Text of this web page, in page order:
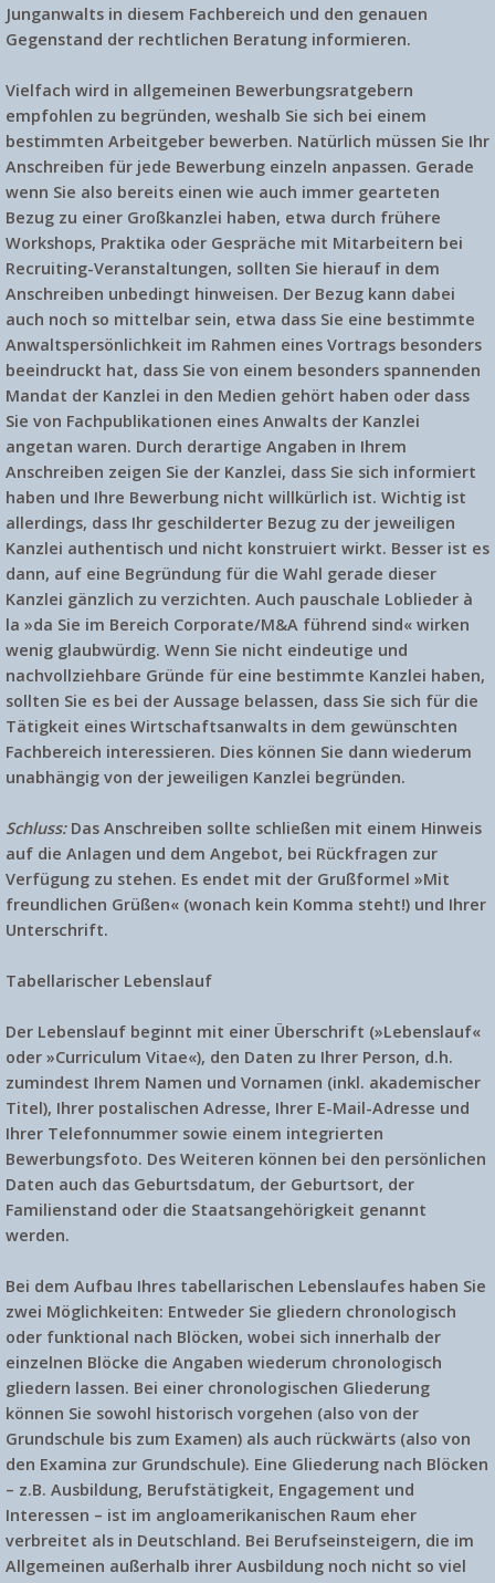
Junganwalts in diesem Fachbereich und den genauen
Gegenstand der rechtlichen Beratung informieren.
Vielfach wird in allgemeinen Bewerbungsratgebern
empfohlen zu begründen, weshalb Sie sich bei einem
bestimmten Arbeitgeber bewerben. Natürlich müssen Sie Ihr
Anschreiben für jede Bewerbung einzeln anpassen. Gerade
wenn Sie also bereits einen wie auch immer gearteten
Bezug zu einer Großkanzlei haben, etwa durch frühere
Workshops, Praktika oder Gespräche mit Mitarbeitern bei
Recruiting-Veranstaltungen, sollten Sie hierauf in dem
Anschreiben unbedingt hinweisen. Der Bezug kann dabei
auch noch so mittelbar sein, etwa dass Sie eine bestimmte
Anwaltspersönlichkeit im Rahmen eines Vortrags besonders
beeindruckt hat, dass Sie von einem besonders spannenden
Mandat der Kanzlei in den Medien gehört haben oder dass
Sie von Fachpublikationen eines Anwalts der Kanzlei
angetan waren. Durch derartige Angaben in Ihrem
Anschreiben zeigen Sie der Kanzlei, dass Sie sich informiert
haben und Ihre Bewerbung nicht willkürlich ist. Wichtig ist
allerdings, dass Ihr geschilderter Bezug zu der jeweiligen
Kanzlei authentisch und nicht konstruiert wirkt. Besser ist es
dann, auf eine Begründung für die Wahl gerade dieser
Kanzlei gänzlich zu verzichten. Auch pauschale Loblieder à
la »da Sie im Bereich Corporate/M&A führend sind« wirken
wenig glaubwürdig. Wenn Sie nicht eindeutige und
nachvollziehbare Gründe für eine bestimmte Kanzlei haben,
sollten Sie es bei der Aussage belassen, dass Sie sich für die
Tätigkeit eines Wirtschaftsanwalts in dem gewünschten
Fachbereich interessieren. Dies können Sie dann wiederum
unabhängig von der jeweiligen Kanzlei begründen.
Schluss:Das Anschreiben sollte schließen mit einem Hinweis
auf die Anlagen und dem Angebot, bei Rückfragen zur
Verfügung zu stehen. Es endet mit der Grußformel »Mit
freundlichen Grüßen« (wonach kein Komma steht!) und Ihrer
Unterschrift.
Tabellarischer Lebenslauf
Der Lebenslauf beginnt mit einer Überschrift (»Lebenslauf«
oder »Curriculum Vitae«), den Daten zu Ihrer Person, d.h.
zumindest Ihrem Namen und Vornamen (inkl. akademischer
Titel), Ihrer postalischen Adresse, Ihrer E-Mail-Adresse und
Ihrer Telefonnummer sowie einem integrierten
Bewerbungsfoto. Des Weiteren können bei den persönlichen
Daten auch das Geburtsdatum, der Geburtsort, der
Familienstand oder die Staatsangehörigkeit genannt
werden.
Bei dem Aufbau Ihres tabellarischen Lebenslaufes haben Sie
zwei Möglichkeiten: Entweder Sie gliedern chronologisch
oder funktional nach Blöcken, wobei sich innerhalb der
einzelnen Blöcke die Angaben wiederum chronologisch
gliedern lassen. Bei einer chronologischen Gliederung
können Sie sowohl historisch vorgehen (also von der
Grundschule bis zum Examen) als auch rückwärts (also von
den Examina zur Grundschule). Eine Gliederung nach Blöcken
– z.B. Ausbildung, Berufstätigkeit, Engagement und
Interessen – ist im angloamerikanischen Raum eher
verbreitet als in Deutschland. Bei Berufseinsteigern, die im
Allgemeinen außerhalb ihrer Ausbildung noch nicht so viel